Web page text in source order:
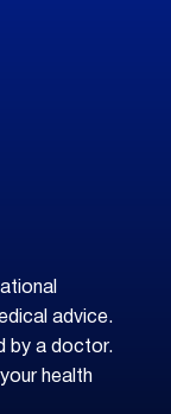
advice.
by a doctor.
health